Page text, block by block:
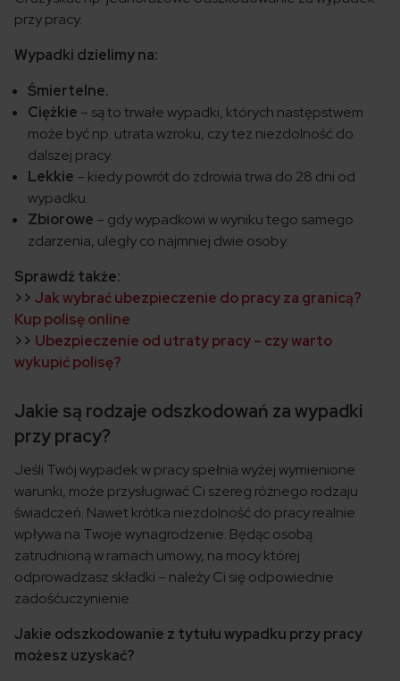
przy pracy.
Wypadki dzielimy na:
Śmiertelne.
Ciężkie – są to trwałe wypadki, których następstwem
może być np. utrata wzroku, czy tez niezdolność do
dalszej pracy.
Lekkie – kiedy powrót do zdrowia trwa do 28 dni od
wypadku.
Zbiorowe – gdy wypadkowi w wyniku tego samego
zdarzenia, uległy co najmniej dwie osoby.
Sprawdź także:
>> Jak wybrać ubezpieczenie do pracy za granicą?
Kup polisę online
>> Ubezpieczenie od utraty pracy – czy warto
wykupić polisę?
Jakie są rodzaje odszkodowań za wypadki
przy pracy?
Jeśli Twój wypadek w pracy spełnia wyżej wymienione
warunki, może przysługiwać Ci szereg różnego rodzaju
świadczeń. Nawet krótka niezdolność do pracy realnie
wpływa na Twoje wynagrodzenie. Będąc osobą
zatrudnioną w ramach umowy, na mocy której
odprowadzasz składki – należy Ci się odpowiednie
zadośćuczynienie.
Jakie odszkodowanie z tytułu wypadku przy pracy
możesz uzyskać?